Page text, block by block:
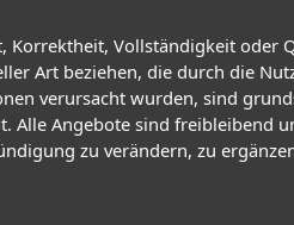
Vollständigkeit
Art beziehen, die durch die
verursacht wurden, sind
Alle Angebote sind freibleibend
zu verändern, zu